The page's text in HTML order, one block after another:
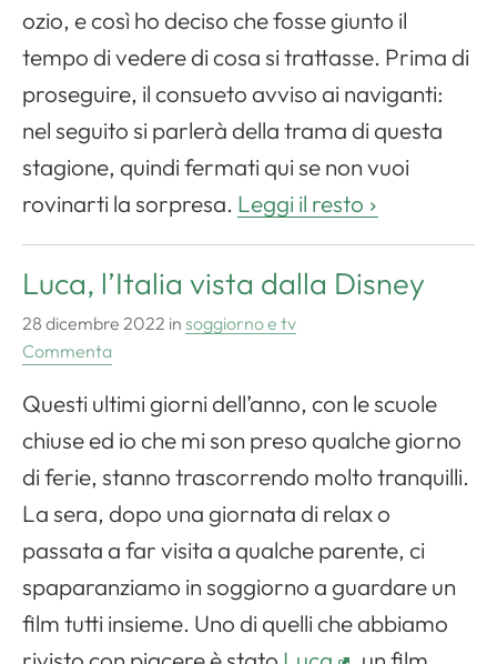
ozio, e così ho deciso che fosse giunto il
tempo di vedere di cosa si trattasse. Prima di
proseguire, il consueto avviso ai naviganti:
nel seguito si parlerà della trama di questa
stagione, quindi fermati qui se non vuoi
rovinarti la sorpresa. Leggi il resto
Luca, l’Italia vista dalla Disney
28 dicembre 2022 in soggiorno e tv
Commenta
Questi ultimi giorni dell’anno, con le scuole
chiuse ed io che mi son preso qualche giorno
di ferie, stanno trascorrendo molto tranquilli.
La sera, dopo una giornata di relax o
passata a far visita a qualche parente, ci
spaparanziamo in soggiorno a guardare un
film tutti insieme. Uno di quelli che abbiamo